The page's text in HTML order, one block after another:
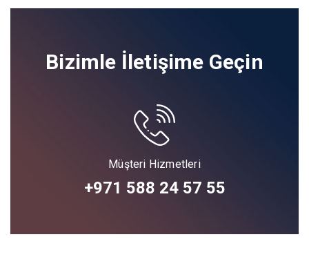
Bizimle İletişime Geçin
Müşteri Hizmetleri
+971 588 24 57 55